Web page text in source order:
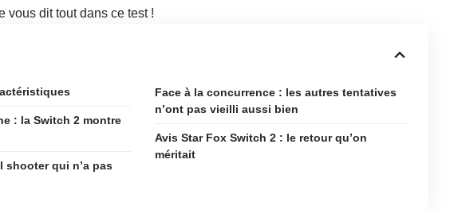
vous dit tout dans ce test !
: la Switch 2 montre
shooter qui n’a pas
Face à la concurrence : les autres tentatives
n’ont pas vieilli aussi bien
Avis Star Fox Switch 2 : le retour qu’on
méritait